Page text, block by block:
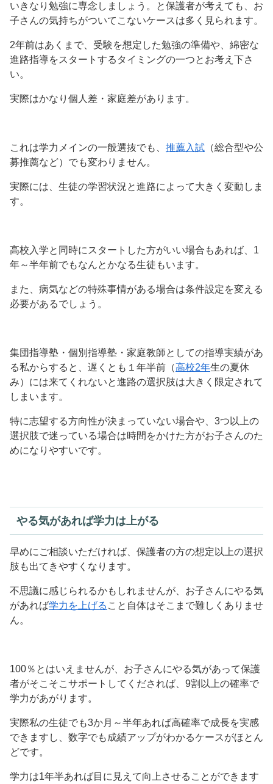
いきなり勉強に専念しましょう。と保護者が考えても、お
子さんの気持ちがついてこないケースは多く見られます。
2年前はあくまで、受験を想定した勉強の準備や、綿密な
進路指導をスタートするタイミングの一つとお考え下さ
い。
実際はかなり個人差・家庭差があります。
これは学力メインの一般選抜でも、 推薦入試 （総合型や公
募推薦など）でも変わりません。
実際には、生徒の学習状況と進路によって大きく変動しま
す。
高校入学と同時にスタートした方がいい場合もあれば、1
年～半年前でもなんとかなる生徒もいます。
また、病気などの特殊事情がある場合は条件設定を変える
必要があるでしょう。
集団指導塾・個別指導塾・家庭教師としての指導実績があ
る私からすると、遅くとも１年半前（高校2年生の夏休
み）には来てくれないと進路の選択肢は大きく限定されて
しまいます。
特に志望する方向性が決まっていない場合や、3つ以上の
選択肢で迷っている場合は時間をかけた方がお子さんのた
めになりやすいです。
やる気があれば学力は上がる
早めにご相談いただければ、保護者の方の想定以上の選択
肢も出てきやすくなります。
不思議に感じられるかもしれませんが、お子さんにやる気
があれば学力を上げる こと自体はそこまで難しくありませ
ん。
100％とはいえませんが、お子さんにやる気があって保護
者がそこそこサポートしてくだされば、9割以上の確率で
学力があがります。
実際私の生徒でも3か月～半年あれば高確率で成長を実感
できますし、数字でも成績アップがわかるケースがほとん
どです。
学力は1年半あれば目に見えて向上させることができます